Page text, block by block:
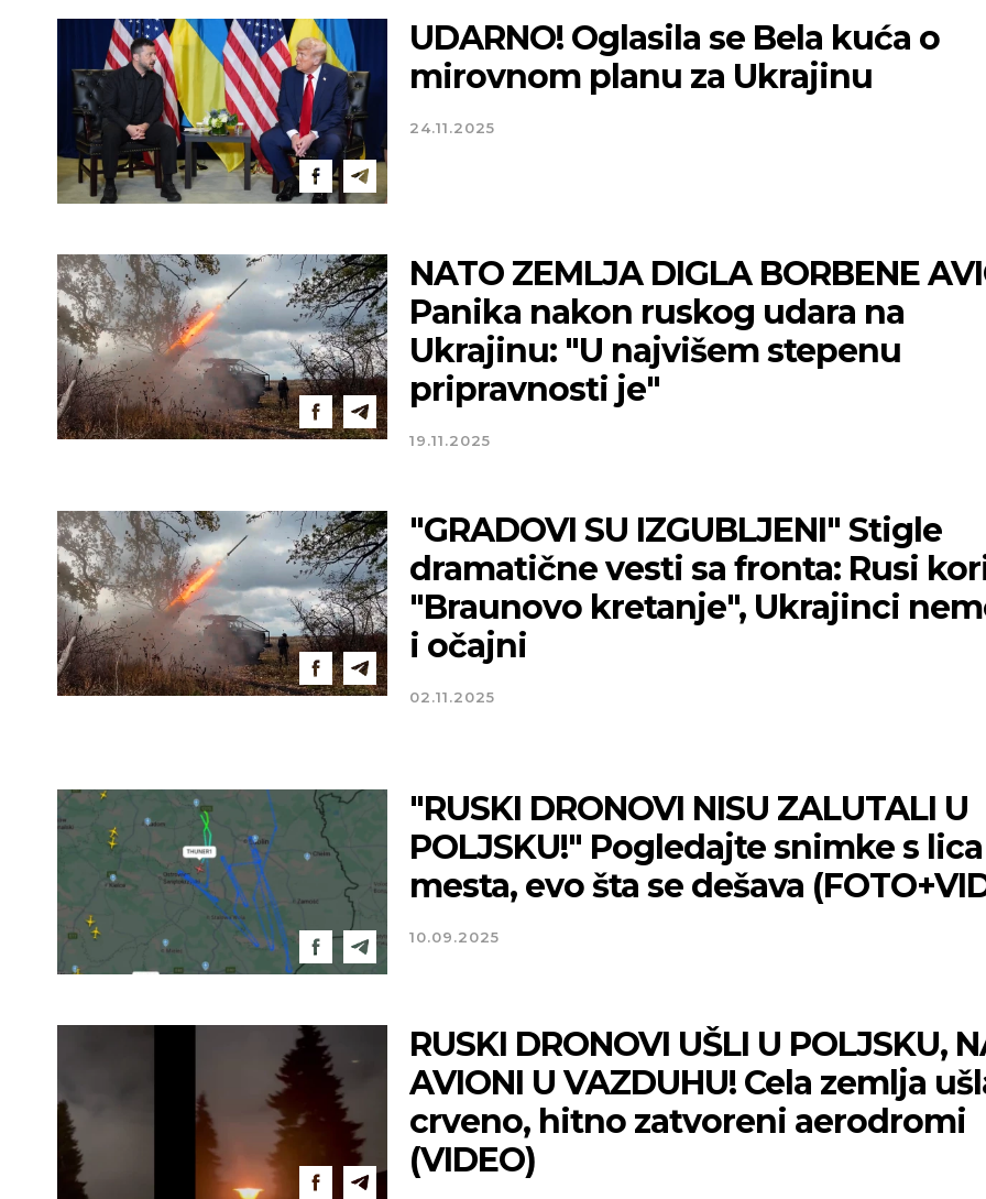
UDARNO! Oglasila se Bela kuća o
mirovnom planu za Ukrajinu
24.11.2025
NATO ZEMLJA DIGLA BORBENE
Panika nakon ruskog udara na
Ukrajinu: "U najvišem stepenu
pripravnosti je"
19.11.2025
"GRADOVI SU IZGUBLJENI" Stigle
dramatične vesti sa fronta: Rusi
"Braunovo kretanje", Ukrajinci
i očajni
02.11.2025
"RUSKI DRONOVI NISU ZALUTALI U
POLJSKU!" Pogledajte snimke s lica
mesta, evo šta se dešava
10.09.2025
RUSKI DRONOVI UŠLI U POLJSKU,
AVIONI U VAZDUHU! Cela zemlja
crveno, hitno zatvoreni aerodromi
(VIDEO)
Mestimično oblačno
30 °C
Min temp:
23
Max temp:37
°C
Vetar:2
m/s
Vlažnost:32 %
Slaba kiša
28°C
Min temp:
22
Max temp:
36
°C
Slaba kiša
32